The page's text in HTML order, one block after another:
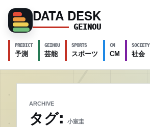
DATA DESK
GEINOU
PREDICT
予測
GEINOU
芸能
SPORTS
スポーツ
CM
CM
SOCIETY
社会
ARCHIVE
タグ: 小室圭